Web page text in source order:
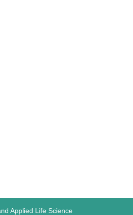
Applied Life Science